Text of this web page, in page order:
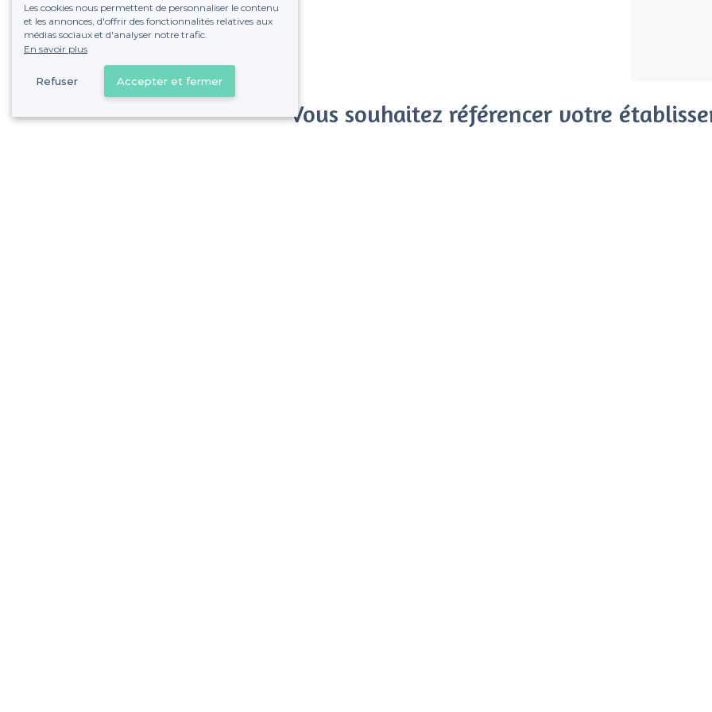
Vous souhaitez référencer votre
Les cookies nous permettent de personnaliser le contenu
et les annonces, d'offrir des fonctionnalités relatives aux
médias sociaux et d'analyser notre trafic.
En savoir plus
Refuser Accepter et fermer